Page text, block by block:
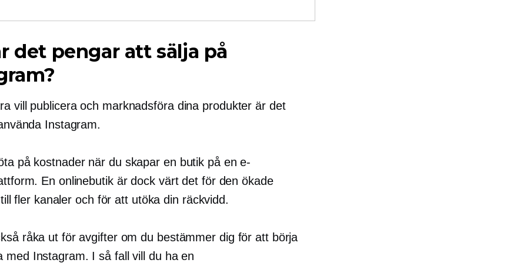
det pengar att sälja på
vill publicera och marknadsföra dina produkter är det
Instagram.
på kostnader när du skapar en butik på en e-
En onlinebutik är dock värt det för den ökade
fler kanaler och för att utöka din räckvidd.
råka ut för avgifter om du bestämmer dig för att börja
med Instagram. I så fall vill du ha en